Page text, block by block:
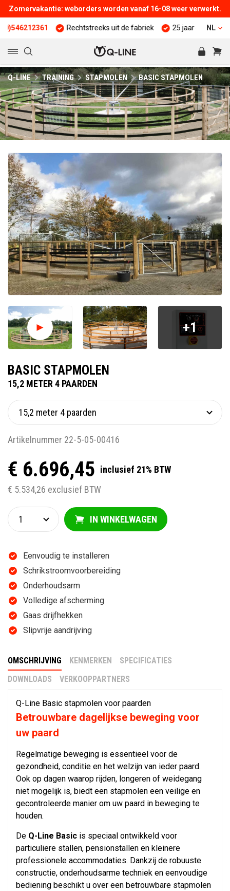
Zomervakantie: weborders worden vanaf 16-08 weer verwerkt.
Rechtstreeks uit de fabriek 25 jaar ervaring NL
Q-LINE TRAINING STAPMOLEN BASIC STAPMOLEN
BASIC STAPMOLEN
15,2 METER 4 PAARDEN
Artikelnummer 22-5-05-00416
€ 6.696,45 inclusief 21% BTW
€ 5.534,26 exclusief BTW
IN WINKELWAGEN
Eenvoudig te installeren
Schrikstroomvoorbereiding
Onderhoudsarm
Volledige afscherming
Gaas drijfhekken
Slipvrije aandrijving
+1
OMSCHRIJVING KENMERKEN
SPECIFICATIES
DOWNLOADS
VERKOOPPARTNERS
Q-Line Basic stapmolen voor paarden
Betrouwbare dagelijkse beweging voor
uw paard
Regelmatige beweging is essentieel voor de
gezondheid, conditie en het welzijn van ieder paard.
Ook op dagen waarop rijden, longeren of weidegang
niet mogelijk is, biedt een stapmolen een veilige en
gecontroleerde manier om uw paard in beweging te
houden.
De Q-Line Basic is speciaal ontwikkeld voor
particuliere stallen, pensionstallen en kleinere
professionele accommodaties. Dankzij de robuuste
constructie, onderhoudsarme techniek en eenvoudige
bediening beschikt u over een betrouwbare stapmolen